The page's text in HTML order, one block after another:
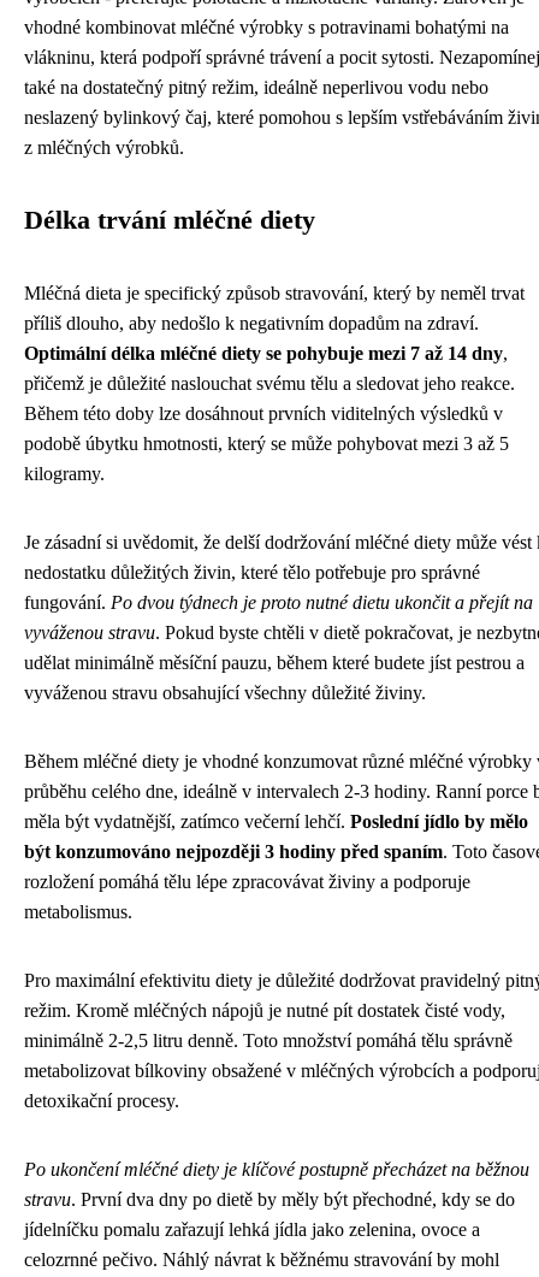
vhodné kombinovat mléčné výrobky s potravinami bohatými na
vlákninu, která podpoří správné trávení a pocit sytosti.
také na dostatečný pitný režim, ideálně neperlivou vodu nebo
neslazený bylinkový čaj, které pomohou s lepším vstřebáváním
z mléčných výrobků.
Délka trvání mléčné diety
Mléčná dieta je specifický způsob stravování, který by neměl trvat
příliš dlouho, aby nedošlo k negativním dopadům na zdraví.
Optimální délka mléčné diety se pohybuje mezi 7 až 14 dny,
přičemž je důležité naslouchat svému tělu a sledovat jeho reakce.
Během této doby lze dosáhnout prvních viditelných výsledků v
podobě úbytku hmotnosti, který se může pohybovat mezi 3 až 5
kilogramy.
Je zásadní si uvědomit, že delší dodržování mléčné diety může vést
nedostatku důležitých živin, které tělo potřebuje pro správné
fungování. Po dvou týdnech je proto nutné dietu ukončit a přejít na
vyváženou stravu. Pokud byste chtěli v dietě pokračovat, je
udělat minimálně měsíční pauzu, během které budete jíst pestrou a
vyváženou stravu obsahující všechny důležité živiny.
Během mléčné diety je vhodné konzumovat různé mléčné výrobky
průběhu celého dne, ideálně v intervalech 2-3 hodiny. Ranní porce
měla být vydatnější, zatímco večerní lehčí. Poslední jídlo by mělo
být konzumováno nejpozději 3 hodiny před spaním. Toto
rozložení pomáhá tělu lépe zpracovávat živiny a podporuje
metabolismus.
Pro maximální efektivitu diety je důležité dodržovat pravidelný
režim. Kromě mléčných nápojů je nutné pít dostatek čisté vody,
minimálně 2-2,5 litru denně. Toto množství pomáhá tělu správně
metabolizovat bílkoviny obsažené v mléčných výrobcích a
detoxikační procesy.
Po ukončení mléčné diety je klíčové postupně přecházet na běžnou
stravu. První dva dny po dietě by měly být přechodné, kdy se do
jídelníčku pomalu zařazují lehká jídla jako zelenina, ovoce a
celozrnné pečivo. Náhlý návrat k běžnému stravování by mohl